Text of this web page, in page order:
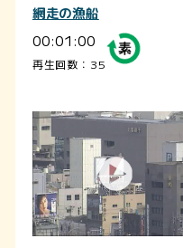
網走の漁船
00:01:00
再生回数：35